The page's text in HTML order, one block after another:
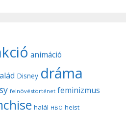
animáció
Disney dráma
felnövéstörténet feminizmus
halál HBO heist